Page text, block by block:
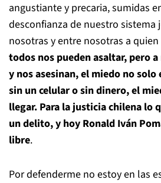
angustiante y precaria, sumidas
desconfianza de nuestro sistema
nosotras y entre nosotras a quien
todos nos pueden asaltar, pero
y nos asesinan, el miedo no solo
sin un celular o sin dinero, el
llegar. Para la justicia chilena lo
un delito, y hoy Ronald Iván
libre.
Por defenderme no estoy en las